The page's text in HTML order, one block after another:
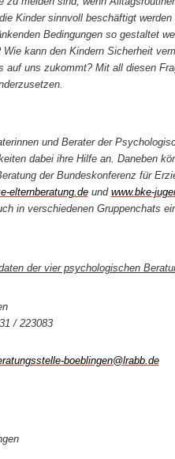
Kinder sinnvoll beschäftigt
Bedingungen so gestaltet
Wie kann den Kindern Sicherheit
auf uns zukommt? Mit all diesen
und Berater der
dabei ihre Hilfe an. Daneben
der Bundeskonferenz für
elternberatung.deund www.bke-
in verschiedenen Gruppenchats
der vier psychologischen
/ 223083
boeblingen@lrabb.de